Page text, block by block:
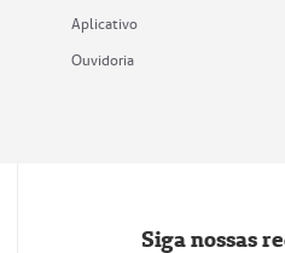
Aplicativo
Ouvidoria
Siga nossas